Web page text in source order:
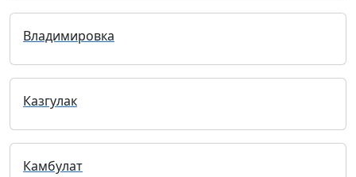
Владимировка
Казгулак
Камбулат